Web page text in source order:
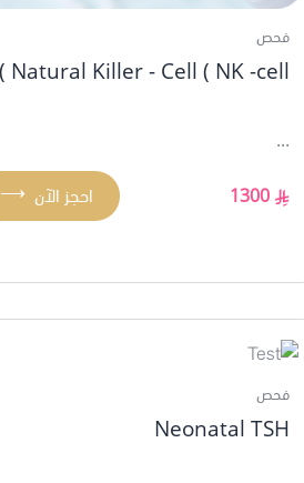
فحص
Natural Killer - Cell ( NK -cell )
...
1300
⟶ احجز الآن
فحص
Neonatal TSH